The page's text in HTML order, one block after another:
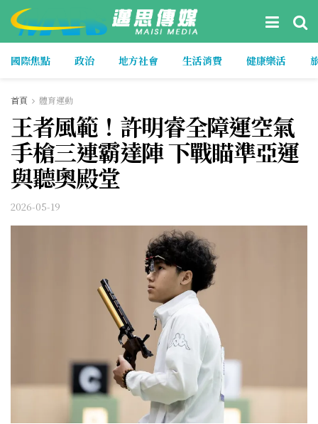
國際焦點 政治 地方社會 生活消費 健康樂活
首頁 體育運動
王者風範！許明睿全障運空氣
手槍三連霸達陣 下戰瞄準亞運
與聽奧殿堂
2026-05-19